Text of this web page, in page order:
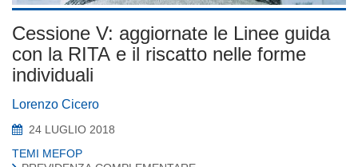
Cessione V: aggiornate le Linee guida
con la RITA e il riscatto nelle forme
individuali
Lorenzo Cicero
24 LUGLIO 2018
TEMI MEFOP